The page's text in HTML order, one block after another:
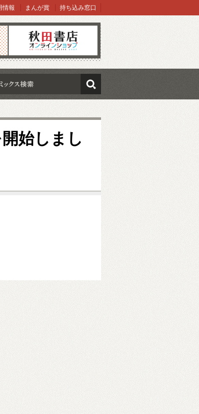
オンラインショップ
情報 まんが賞 持ち込み窓口
検索
始しまし